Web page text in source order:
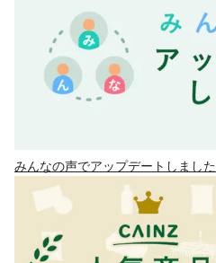
みんなの声でアップデートしました